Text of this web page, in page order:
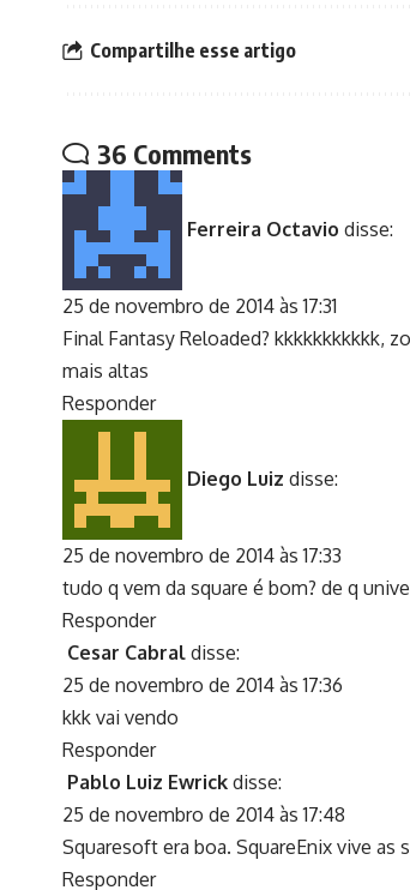
Compartilhe esse artigo
36 Comments
Ferreira Octavio disse:
25 de novembro de 2014 às 17:31
Final Fantasy Reloaded? kkkkkkkkkkk,
mais altas
Responder
Diego Luiz disse:
25 de novembro de 2014 às 17:33
tudo q vem da square é bom? de q
Responder
Cesar Cabral disse:
25 de novembro de 2014 às 17:36
kkk vai vendo
Responder
Pablo Luiz Ewrick disse:
25 de novembro de 2014 às 17:48
Squaresoft era boa. SquareEnix vive as
Responder